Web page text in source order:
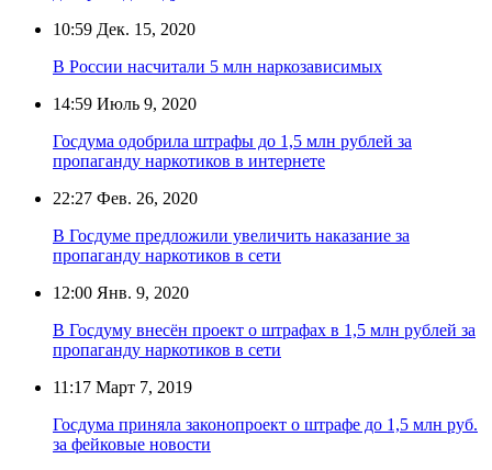
10:59 Дек. 15, 2020
В России насчитали 5 млн наркозависимых
14:59 Июль 9, 2020
Госдума одобрила штрафы до 1,5 млн рублей за
пропаганду наркотиков в интернете
22:27 Фев. 26, 2020
В Госдуме предложили увеличить наказание за
пропаганду наркотиков в сети
12:00 Янв. 9, 2020
В Госдуму внесён проект о штрафах в 1,5 млн рублей за
пропаганду наркотиков в сети
11:17 Март 7, 2019
Госдума приняла законопроект о штрафе до 1,5 млн руб.
за фейковые новости